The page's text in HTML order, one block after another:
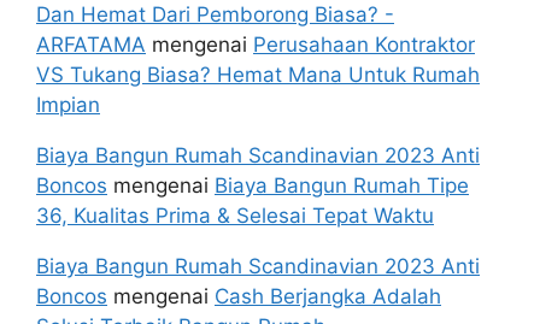
Dan Hemat Dari Pemborong Biasa? -
ARFATAMA mengenai Perusahaan Kontraktor
VS Tukang Biasa? Hemat Mana Untuk Rumah
Impian
Biaya Bangun Rumah Scandinavian 2023 Anti
Boncos mengenai Biaya Bangun Rumah Tipe
36, Kualitas Prima & Selesai Tepat Waktu
Biaya Bangun Rumah Scandinavian 2023 Anti
Boncos mengenai Cash Berjangka Adalah